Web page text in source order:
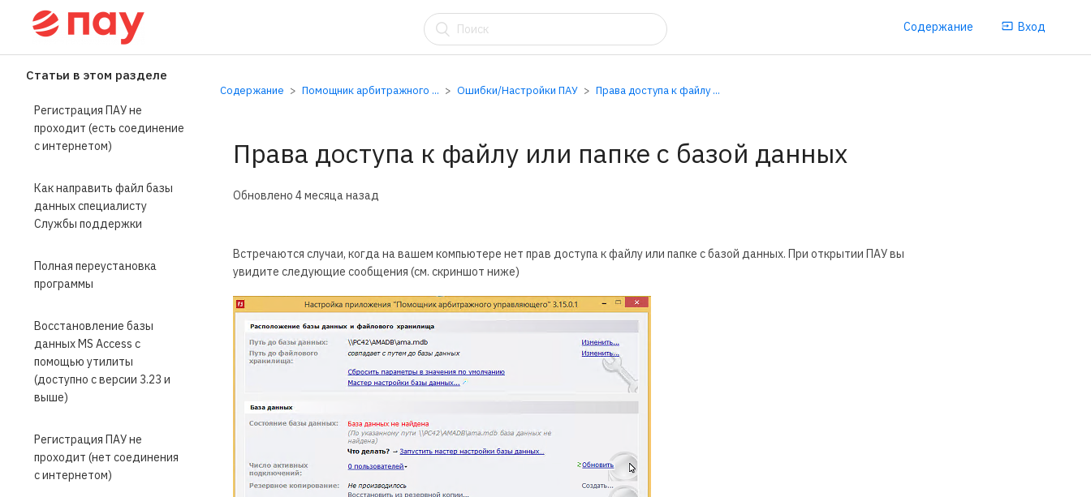
Содержание Вход
Статьи в этом разделе
Регистрация ПАУ не
проходит (есть соединение
с интернетом)
Как направить файл базы
данных специалисту
Службы поддержки
Полная переустановка
программы
Восстановление базы
данных MS Access с
помощью утилиты
(доступно с версии 3.23 и
выше)
Регистрация ПАУ не
проходит (нет соединения
с интернетом)
Содержание Помощник арбитражного ... Ошибки/Настройки ПАУ Права доступа к файлу ...
Права доступа к файлу или папке с базой данных
Обновлено 4 месяца назад
Встречаются случаи, когда на вашем компьютере нет прав доступа к файлу или папке с базой данных. При открытии ПАУ вы
увидите следующие сообщения (см. скриншот ниже)